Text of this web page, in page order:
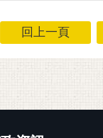
回上一頁